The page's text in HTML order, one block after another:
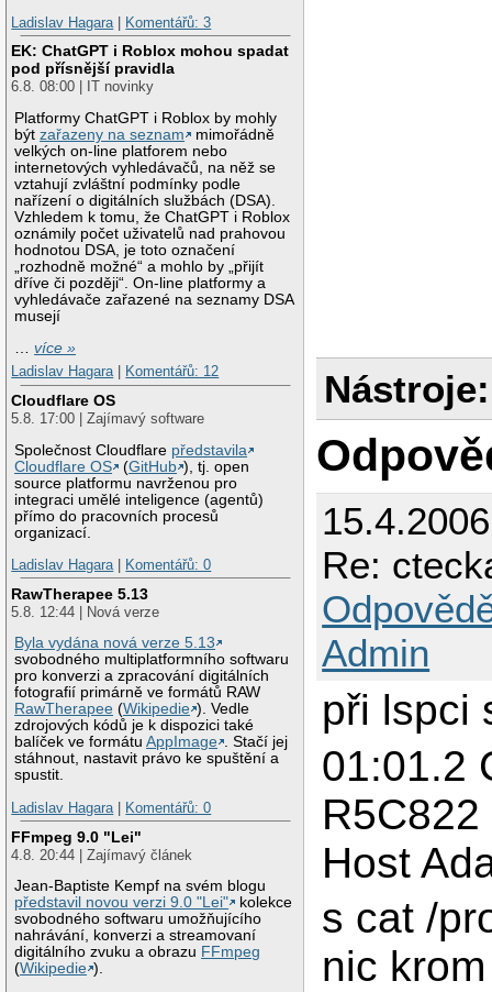
Ladislav Hagara
Komentářů: 3
EK: ChatGPT i Roblox mohou spadat
pod přísnější pravidla
6.8. 08:00 | IT novinky
Platformy ChatGPT i Roblox by mohly
býtzařazeny na seznam
mimořádně
velkých on-line platforem nebo
internetových vyhledávačů, na něž se
vztahují zvláštní podmínky podle
nařízení o digitálních službách (DSA).
Vzhledem k tomu, že ChatGPT i Roblox
oznámily počet uživatelů nad prahovou
hodnotou DSA, je toto označení
„rozhodně možné“ a mohlo by „přijít
dříve či později“. On-line platformy a
vyhledávače zařazené na seznamy DSA
musejí
…více »
Ladislav Hagara| Komentářů: 12
Cloudflare OS
5.8. 17:00 | Zajímavý software
Společnost Cloudflare představila
Cloudflare OS
(GitHub ), tj. open
source platformu navrženou pro
integraci umělé inteligence (agentů)
přímo do pracovních procesů
organizací.
Ladislav Hagara| Komentářů: 0
RawTherapee 5.13
5.8. 12:44 | Nová verze
Byla vydána nová verze 5.13
svobodného multiplatformního softwaru
pro konverzi a zpracování digitálních
fotografií primárně ve formátů RAW
RawTherapee (Wikipedie ). Vedle
zdrojových kódů je k dispozici také
balíček ve formátuAppImage . Stačí jej
stáhnout, nastavit právo ke spuštění a
spustit.
Ladislav Hagara| Komentářů: 0
FFmpeg 9.0 "Lei"
4.8. 20:44 | Zajímavý článek
Jean-Baptiste Kempf na svém blogu
představil novou verzi 9.0 "Lei"
kolekce
svobodného softwaru umožňujícího
nahrávání, konverzi a streamovaní
digitálního zvuku a obrazu FFmpeg
(Wikipedie ).
Nástroje:
Re:
Admin
při lspci
01:01.2
Host
s cat /
nic